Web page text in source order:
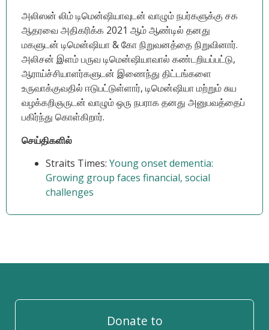
அலிஸன் லிம் டிமென்ஷியாவுடன் வாழும் நபர்களுக்கு சக
ஆதரவை அதிகரிக்க 2021 ஆம் ஆண்டில் தனது
மகளுடன் டிமென்ஷியா & கோ நிறுவனத்தை நிறுவினார்.
அலிசன் இளம் பருவ டிமென்ஷியாவால் கண்டறியப்பட்டு,
ஆராய்ச்சியாளர்களுடன் இணைந்து திட்டங்களை
உருவாக்குவதில் ஈடுபட்டுள்ளார், டிமென்ஷியா மற்றும் சுய
வழக்கறிஞருடன் வாழும் ஒரு நபராக தனது அனுபவத்தைப்
பகிர்ந்து கொள்கிறார்.
செய்திகளில்
Straits Times: Young onset dementia:
Growing group faces financial, social
challenges
Donate to